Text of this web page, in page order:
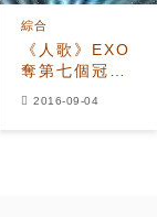
《人歌》EXO
奪第七個冠軍
JISOO作為
綜合
2016-09-04